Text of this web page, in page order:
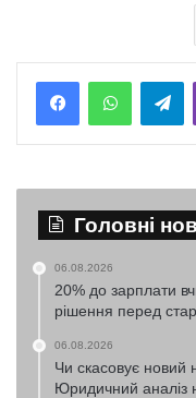
Головні
06.08.2026
20% до зарплати
рішення перед
06.08.2026
Чи скасовує новий
Юридичний аналіз